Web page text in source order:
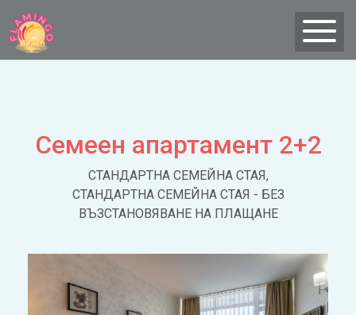
Семеен апартамент 2+2
СТАНДАРТНА СЕМЕЙНА СТАЯ,
СТАНДАРТНА СЕМЕЙНА СТАЯ - БЕЗ
ВЪЗСТАНОВЯВАНЕ НА ПЛАЩАНЕ